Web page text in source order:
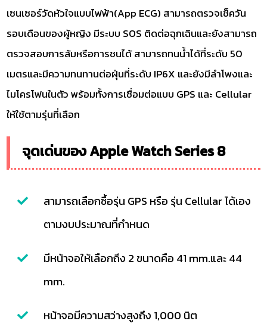
เซนเซอร์วัดหัวใจแบบไฟฟ้า(App ECG) สามารถตรวจเช็ควัน
รอบเดือนของผู้หญิง มีระบบ SOS ติดต่อฉุกเฉินและยังสามารถ
ตรวจสอบการล้มหรือการชนได้ สามารถทนน้ำได้ที่ระดับ 50
เมตรและมีความทนทานต่อฝุ่นที่ระดับ IP6X และยังมีลำโพงและ
ไมโครโฟนในตัว พร้อมทั้งการเชื่อมต่อแบบ GPS และ Cellular
ให้ใช้ตามรุ่นที่เลือก
จุดเด่นของ Apple Watch Series 8
สามารถเลือกซื้อรุ่น GPS หรือ รุ่น Cellular ได้เอง
ตามงบประมาณที่กำหนด
มีหน้าจอให้เลือกถึง 2 ขนาดคือ 41 mm.และ 44
mm.
หน้าจอมีความสว่างสูงถึง 1,000 นิต